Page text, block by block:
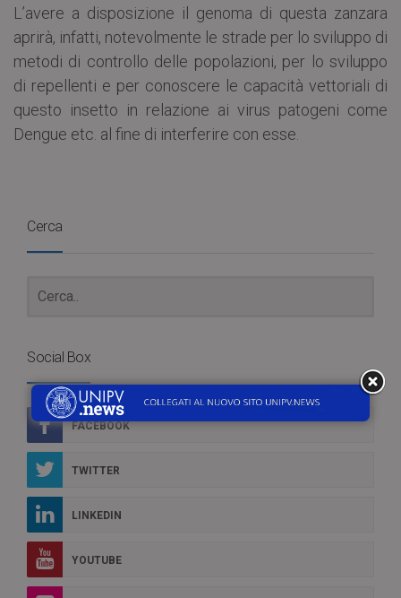
L’avere a disposizione il genoma di questa zanzara
aprirà, infatti, notevolmente le strade per lo sviluppo di
metodi di controllo delle popolazioni, per lo sviluppo
di repellenti e per conoscere le capacità vettoriali di
questo insetto in relazione ai virus patogeni come
Dengue etc. al fine di interferire con esse.
Cerca
Social Box
FACEBOOK
TWITTER
LINKEDIN
YOUTUBE